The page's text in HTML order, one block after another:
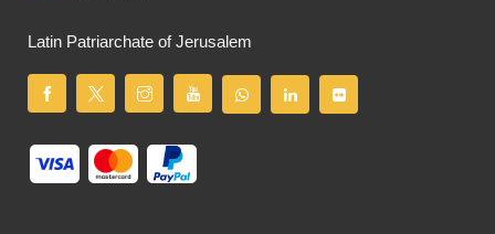
Latin Patriarchate of Jerusalem